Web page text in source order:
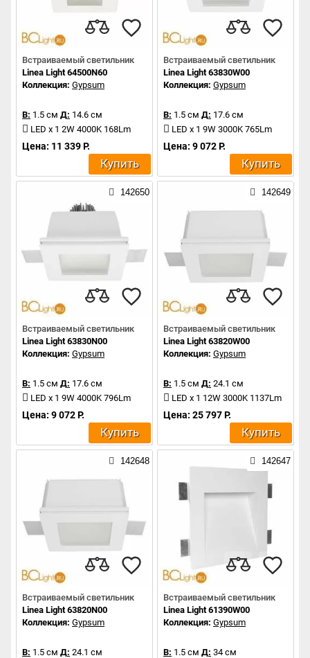
Встраиваемый светильник
Linea Light 64500N60
Коллекция: Gypsum
В: 1.5 см Д: 14.6 см
LED x 1 2W 4000K 168Lm
Цена: 11 339 Р.
Купить
Встраиваемый светильник
Linea Light 63830W00
Коллекция: Gypsum
В: 1.5 см Д: 17.6 см
LED x 1 9W 3000K 765Lm
Цена: 9 072 Р.
Купить
142650
Встраиваемый светильник
Linea Light 63830N00
Коллекция: Gypsum
В: 1.5 см Д: 17.6 см
LED x 1 9W 4000K 796Lm
Цена: 9 072 Р.
Купить
142649
Встраиваемый светильник
Linea Light 63820W00
Коллекция: Gypsum
В: 1.5 см Д: 24.1 см
LED x 1 12W 3000K 1137Lm
Цена: 25 797 Р.
Купить
142648
Встраиваемый светильник
Linea Light 63820N00
Коллекция: Gypsum
В: 1.5 см Д: 24.1 см
142647
Встраиваемый светильник
Linea Light 61390W00
Коллекция: Gypsum
В: 1.5 см Д: 34 см